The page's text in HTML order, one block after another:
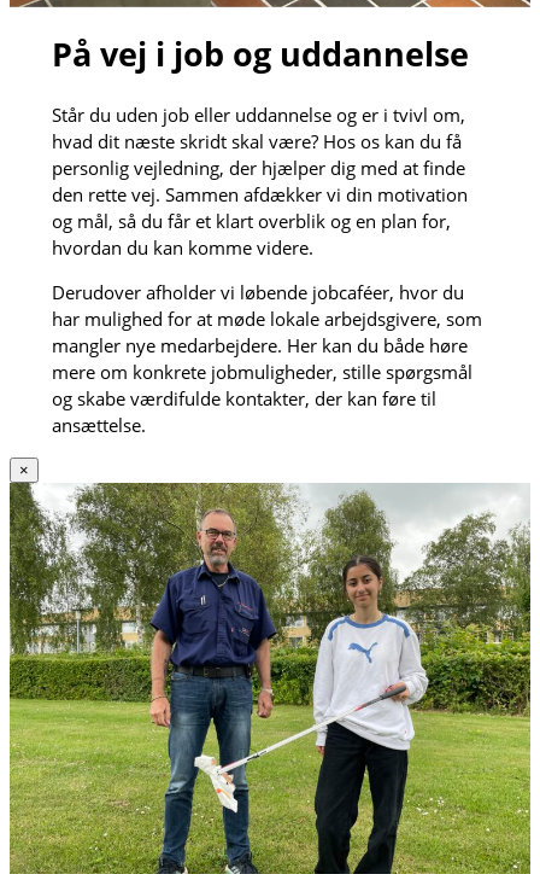
På vej i job og uddannelse
Står du uden job eller uddannelse og er i tvivl om,
hvad dit næste skridt skal være? Hos os kan du få
personlig vejledning, der hjælper dig med at finde
den rette vej. Sammen afdækker vi din motivation
og mål, så du får et klart overblik og en plan for,
hvordan du kan komme videre.
Derudover afholder vi løbende jobcaféer, hvor du
har mulighed for at møde lokale arbejdsgivere, som
mangler nye medarbejdere. Her kan du både høre
mere om konkrete jobmuligheder, stille spørgsmål
og skabe værdifulde kontakter, der kan føre til
ansættelse.
×